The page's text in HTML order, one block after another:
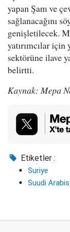
yapan Şam ve
sağlanacağını
genişletilecek.
yatırımcılar
sektörüne ilave
belirtti.
Kaynak: Mepa
Etiketler :
Suriye
Suudi